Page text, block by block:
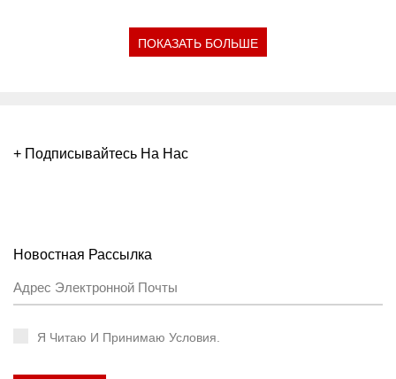
ПОКАЗАТЬ БОЛЬШЕ
+ Подписывайтесь На Нас
Новостная Рассылка
Я Читаю И Принимаю Условия.